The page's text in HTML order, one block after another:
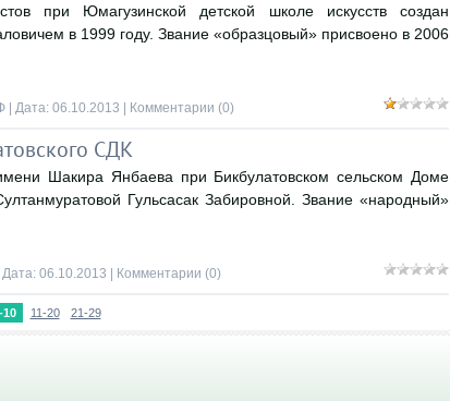
при Юмагузинской детской школе искусств создан
в 1999 году. Звание «образцовый» присвоено в 2006
| Дата: 06.10.2013 | Комментарии (0)
СДК
Шакира Янбаева при Бикбулатовском сельском Доме
Гульсасак Забировной. Звание «народный»
| Дата: 06.10.2013 Комментарии (0)
10 11-20 21-29